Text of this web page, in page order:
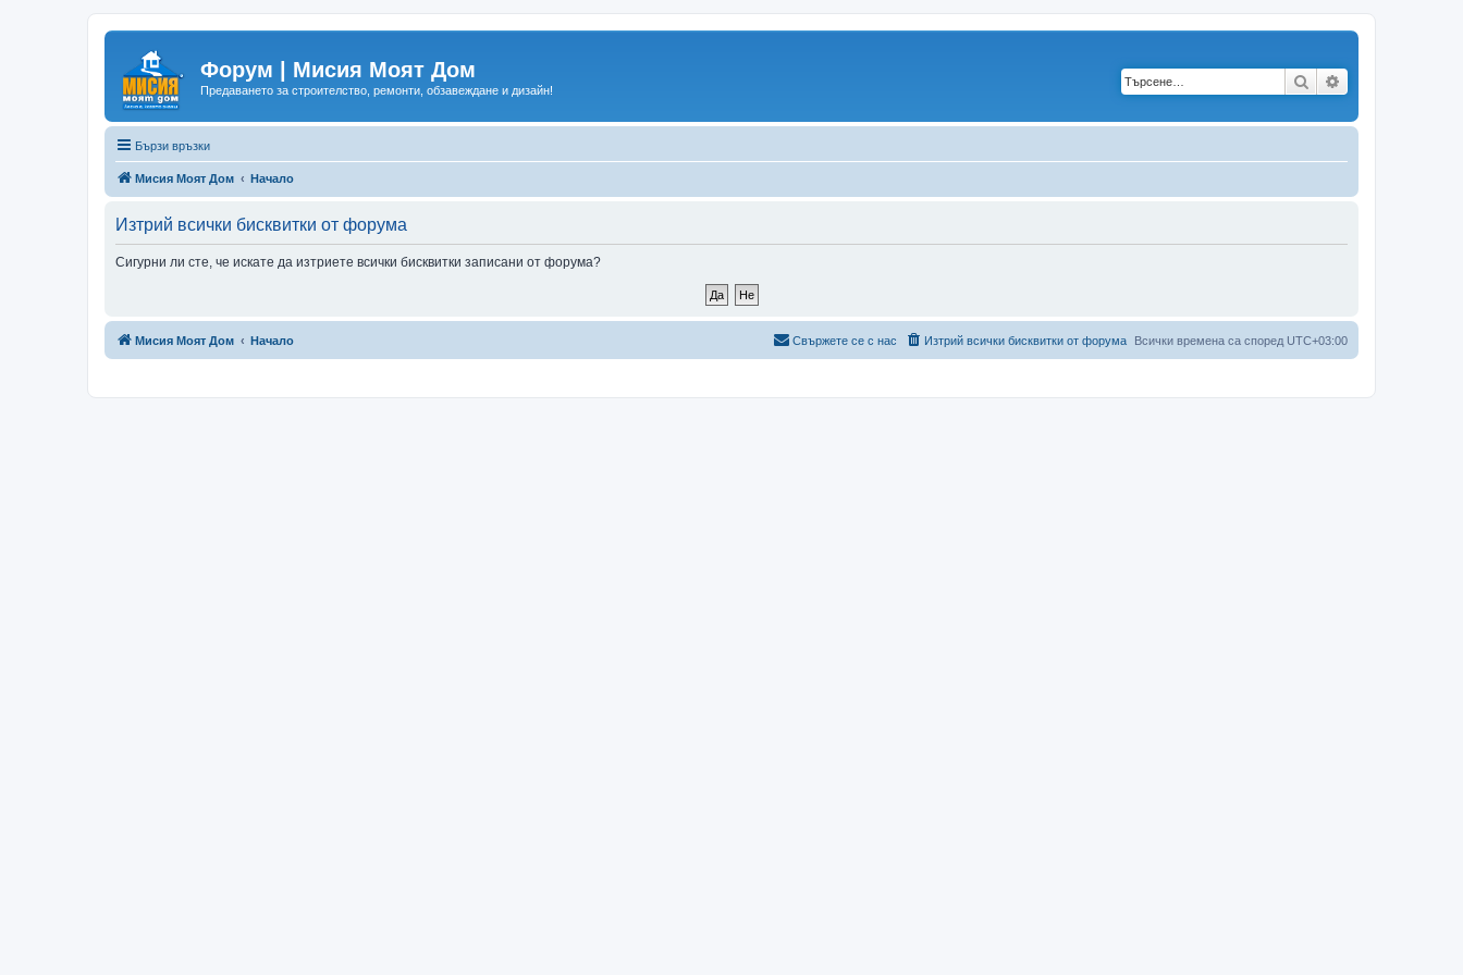
Форум | Мисия Моят Дом
Предаването за строителство, ремонти, обзавеждане и дизайн! Търсене
Бързи връзки
Мисия Моят Дом Начало
Изтрий всички бисквитки от форума
Сигурни ли сте, че искате да изтриете всички бисквитки записани от форума?
Мисия Моят Дом Начало Всички времена са според UTC+03:00
Изтрий всички бисквитки от форума
Свържете се с нас